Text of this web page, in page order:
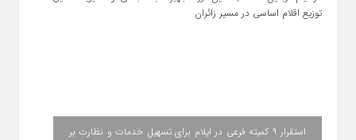
استقرار ۹ کمیته فرعی در ایلام برای تسهیل خدمات و نظارت بر